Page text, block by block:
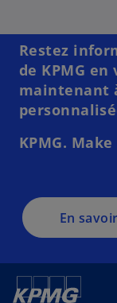
Restez
de KPMG
maintenant
KPMG.
En